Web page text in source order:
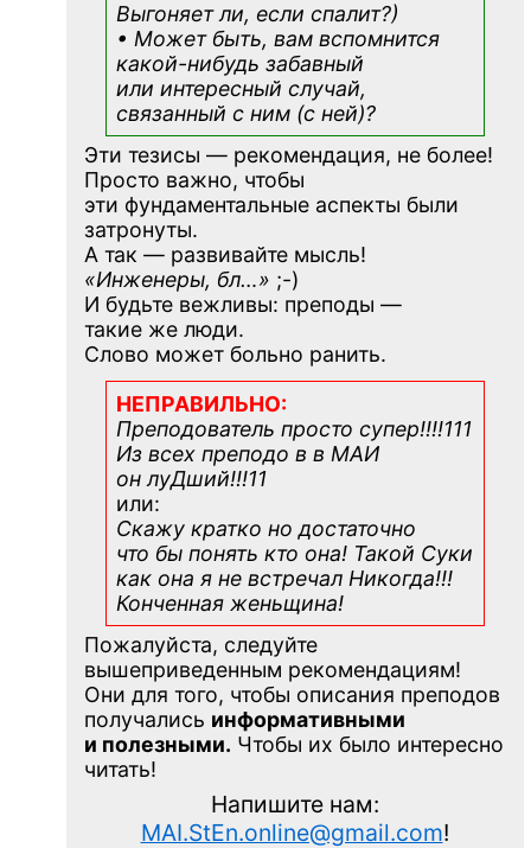
Выгоняет ли, если спалит?)
• Может быть, вам вспомнится
какой-нибудь забавный
или интересный случай,
связанный с ним (с ней)?
Эти тезисы — рекомендация, не более!
Просто важно, чтобы
эти фундаментальные аспекты были
затронуты.
А так — развивайте мысль!
«Инженеры, бл…» ;-)
И будьте вежливы: преподы —
такие же люди.
Слово может больно ранить.
НЕПРАВИЛЬНО:
Преподователь просто супер!!!!111
Из всех преподо в в МАИ
он луДший!!!11
или:
Скажу кратко но достаточно
что бы понять кто она! Такой Суки
как она я не встречал Никогда!!!
Конченная женьщина!
Пожалуйста, следуйте
вышеприведенным рекомендациям!
Они для того, чтобы описания преподов
получались информативными
и полезными. Чтобы их было интересно
читать!
Напишите нам:
MAI.StEn.online@gmail.com!